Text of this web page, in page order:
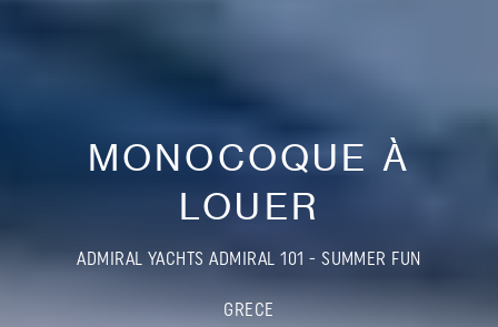
MONOCOQUE À
LOUER
ADMIRAL YACHTS ADMIRAL 101 - SUMMER FUN
GRECE